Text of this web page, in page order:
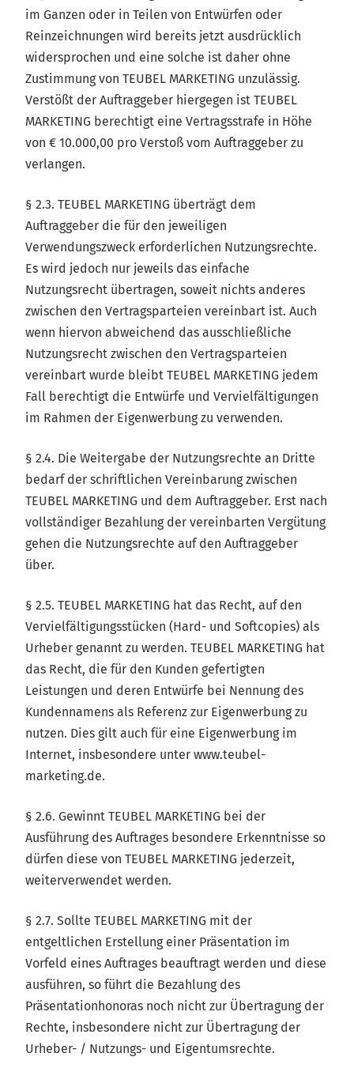
im Ganzen oder in Teilen von Entwürfen oder
Reinzeichnungen wird bereits jetzt ausdrücklich
widersprochen und eine solche ist daher ohne
Zustimmung von TEUBEL MARKETING unzulässig.
Verstößt der Auftraggeber hiergegen ist TEUBEL
MARKETING berechtigt eine Vertragsstrafe in Höhe
von € 10.000,00 pro Verstoß vom Auftraggeber zu
verlangen.
§ 2.3. TEUBEL MARKETING überträgt dem
Auftraggeber die für den jeweiligen
Verwendungszweck erforderlichen Nutzungsrechte.
Es wird jedoch nur jeweils das einfache
Nutzungsrecht übertragen, soweit nichts anderes
zwischen den Vertragsparteien vereinbart ist. Auch
wenn hiervon abweichend das ausschließliche
Nutzungsrecht zwischen den Vertragsparteien
vereinbart wurde bleibt TEUBEL MARKETING jedem
Fall berechtigt die Entwürfe und Vervielfältigungen
im Rahmen der Eigenwerbung zu verwenden.
§ 2.4. Die Weitergabe der Nutzungsrechte an Dritte
bedarf der schriftlichen Vereinbarung zwischen
TEUBEL MARKETING und dem Auftraggeber. Erst nach
vollständiger Bezahlung der vereinbarten Vergütung
gehen die Nutzungsrechte auf den Auftraggeber
über.
§ 2.5. TEUBEL MARKETING hat das Recht, auf den
Vervielfältigungsstücken (Hard- und Softcopies) als
Urheber genannt zu werden. TEUBEL MARKETING hat
das Recht, die für den Kunden gefertigten
Leistungen und deren Entwürfe bei Nennung des
Kundennamens als Referenz zur Eigenwerbung zu
nutzen. Dies gilt auch für eine Eigenwerbung im
Internet, insbesondere unter www.teubel-
marketing.de.
§ 2.6. Gewinnt TEUBEL MARKETING bei der
Ausführung des Auftrages besondere Erkenntnisse so
dürfen diese von TEUBEL MARKETING jederzeit,
weiterverwendet werden.
§ 2.7. Sollte TEUBEL MARKETING mit der
entgeltlichen Erstellung einer Präsentation im
Vorfeld eines Auftrages beauftragt werden und diese
ausführen, so führt die Bezahlung des
Präsentationhonoras noch nicht zur Übertragung der
Rechte, insbesondere nicht zur Übertragung der
Urheber- / Nutzungs- und Eigentumsrechte.